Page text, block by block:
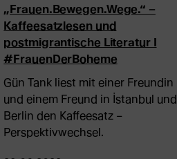
„Frauen.Bewegen.Wege.“ –
Kaffeesatzlesen und
postmigrantische Literatur I
#FrauenDerBoheme
Gün Tank liest mit einer Freundin
und einem Freund in İstanbul und
Berlin den Kaffeesatz –
Perspektivwechsel.